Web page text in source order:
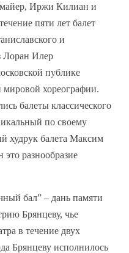
Иржи Килиан и
пяти лет балет
и
Лоран Илер
публике
хореографии.
балеты классического
по своему
худрук балета Максим
это разнообразие
бал” – дань памяти
Брянцеву, чье
в течение двух
Брянцеву исполнилось